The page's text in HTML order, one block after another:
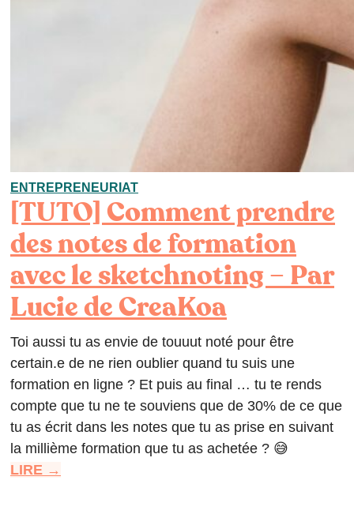
ENTREPRENEURIAT
[TUTO] Comment prendre
des notes de formation
avec le sketchnoting – Par
Lucie de CreaKoa
Toi aussi tu as envie de touuut noté pour être
certain.e de ne rien oublier quand tu suis une
formation en ligne ? Et puis au final … tu te rends
compte que tu ne te souviens que de 30% de ce que
tu as écrit dans les notes que tu as prise en suivant
la millième formation que tu as achetée ? 😅
LIRE →